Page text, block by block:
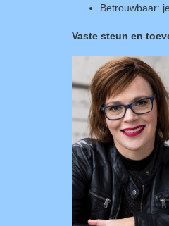
Betrouwbaar:
Vaste steun en